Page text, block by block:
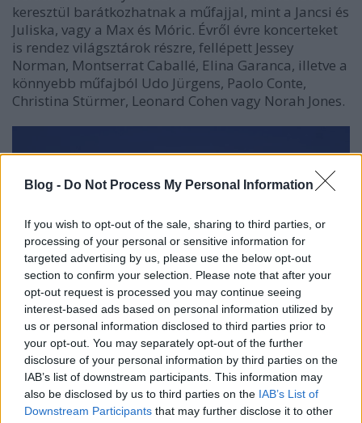
Blog - Do Not Process My Personal Information
If you wish to opt-out of the sale, sharing to third parties, or
processing of your personal or sensitive information for
targeted advertising by us, please use the below opt-out
section to confirm your selection. Please note that after your
opt-out request is processed you may continue seeing
interest-based ads based on personal information utilized by
us or personal information disclosed to third parties prior to
your opt-out. You may separately opt-out of the further
disclosure of your personal information by third parties on the
IAB’s list of downstream participants. This information may
also be disclosed by us to third parties on the IAB’s List of
Downstream Participants that may further disclose it to other
keresztül barátkozhatnak a műfajjal, mint a Jancsi és
Juliska, vagy a Max és Móric. Évről évre koncerteket
is rendez világsztárok részre, fellépett Jessey
Norman, Montserrat Caballé, Elina Garanca, illetve a
könnyebb műfajból Udo Jürgens, Paolo Conte,
Christina Stürmer, Leonard Cohen vagy Norah Jones.
Rigoletto, 2009
De St. Margarithen mégsem ettől speciális hely. Ha